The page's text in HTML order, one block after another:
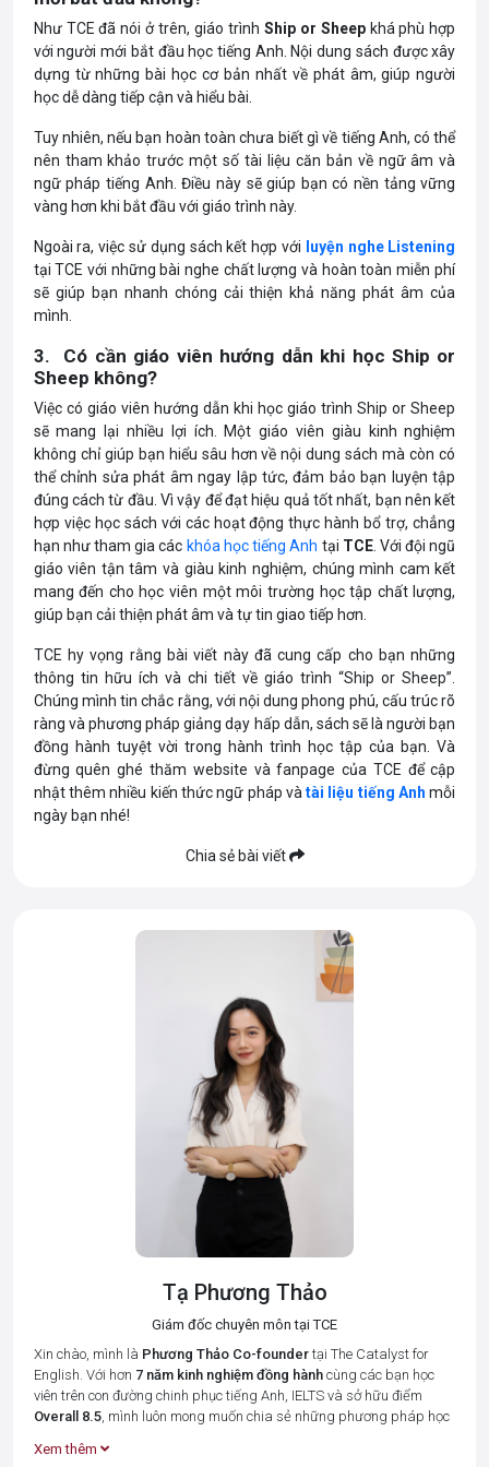
Như TCE đã nói ở trên, giáo trình Ship or Sheep khá phù hợp
với người mới bắt đầu học tiếng Anh. Nội dung sách được xây
dựng từ những bài học cơ bản nhất về phát âm, giúp người
học dễ dàng tiếp cận và hiểu bài.
Tuy nhiên, nếu bạn hoàn toàn chưa biết gì về tiếng Anh, có thể
nên tham khảo trước một số tài liệu căn bản về ngữ âm và
ngữ pháp tiếng Anh. Điều này sẽ giúp bạn có nền tảng vững
vàng hơn khi bắt đầu với giáo trình này.
Ngoài ra, việc sử dụng sách kết hợp với
luyện nghe Listening
tại TCE với những bài nghe chất lượng và hoàn toàn miễn phí
sẽ giúp bạn nhanh chóng cải thiện khả năng phát âm của
mình.
3. Có cần giáo viên hướng dẫn khi học Ship or
Sheep không?
Việc có giáo viên hướng dẫn khi học giáo trình Ship or Sheep
sẽ mang lại nhiều lợi ích. Một giáo viên giàu kinh nghiệm
không chỉ giúp bạn hiểu sâu hơn về nội dung sách mà còn có
thể chỉnh sửa phát âm ngay lập tức, đảm bảo bạn luyện tập
đúng cách từ đầu. Vì vậy để đạt hiệu quả tốt nhất, bạn nên kết
hợp việc học sách với các hoạt động thực hành bổ trợ, chẳng
hạn như tham gia các khóa học tiếng Anh tại TCE. Với đội ngũ
giáo viên tận tâm và giàu kinh nghiệm, chúng mình cam kết
mang đến cho học viên một môi trường học tập chất lượng,
giúp bạn cải thiện phát âm và tự tin giao tiếp hơn.
TCE hy vọng rằng bài viết này đã cung cấp cho bạn những
thông tin hữu ích và chi tiết về giáo trình “Ship or Sheep”.
Chúng mình tin chắc rằng, với nội dung phong phú, cấu trúc rõ
ràng và phương pháp giảng dạy hấp dẫn, sách sẽ là người bạn
đồng hành tuyệt vời trong hành trình học tập của bạn. Và
đừng quên ghé thăm website và fanpage của TCE để cập
nhật thêm nhiều kiến thức ngữ pháp vàtài liệu tiếng Anh mỗi
ngày bạn nhé!
Chia sẻ bài viết
Tạ Phương Thảo
Giám đốc chuyên môn tại TCE
Xin chào, mình là Phương Thảo Co-foundertại The Catalyst for
English. Với hơn 7 năm kinh nghiệm đồng hànhcùng các bạn học
viên trên con đường chinh phục tiếng Anh, IELTS và sở hữu điểm
Overall 8.5, mình luôn mong muốn chia sẻ những phương pháp học
quả cao.
Xem thêm